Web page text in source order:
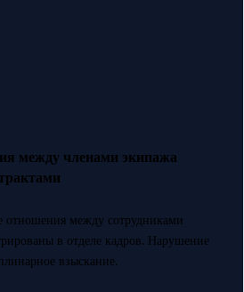
между членами экипажа
отношения между сотрудниками
в отделе кадров. Нарушение
взыскание.